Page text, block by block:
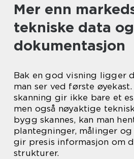
Mer enn
tekniske data og
dokumentasjon
Bak en god visning ligger
man ser ved første
skanning gir ikke bare et
men også nøyaktige
bygg skannes, kan man
plantegninger, målinger
gir presis informasjon om
strukturer.